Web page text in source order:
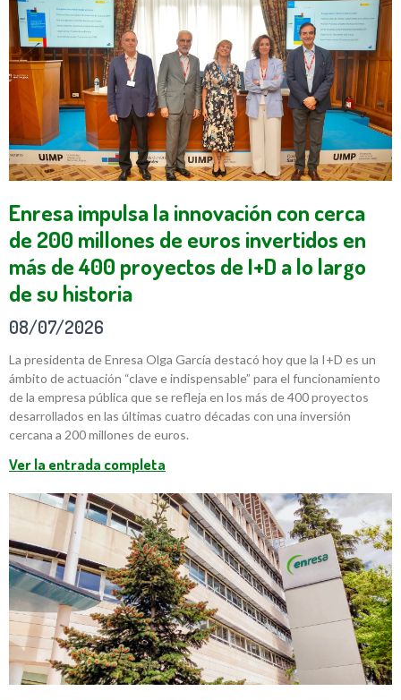
Enresa impulsa la innovación con cerca
de 200 millones de euros invertidos en
más de 400 proyectos de I+D a lo largo
de su historia
08/07/2026
La presidenta de Enresa Olga García destacó hoy que la I+D es un
ámbito de actuación “clave e indispensable” para el funcionamiento
de la empresa pública que se refleja en los más de 400 proyectos
desarrollados en las últimas cuatro décadas con una inversión
cercana a 200 millones de euros.
Ver la entrada completa